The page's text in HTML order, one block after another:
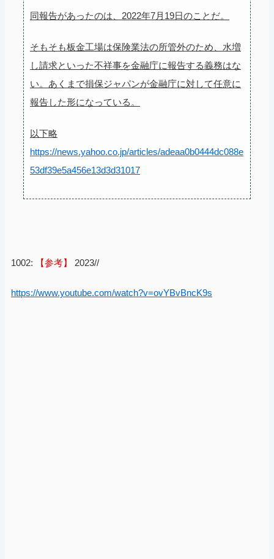
同報告があったのは、2022年7月19日のことだ。
そもそも板金工場は保険業法の所管外のため、水増
し請求といった不祥事を金融庁に報告する義務はな
い。あくまで損保ジャパンが金融庁に対して任意に
報告した形になっている。
以下略
https://news.yahoo.co.jp/articles/adeaa0b0444dc088e
53df39e5a456e13d3d31017
1002: 【参考】 2023//
https://www.youtube.com/watch?v=ovYBvBncK9s